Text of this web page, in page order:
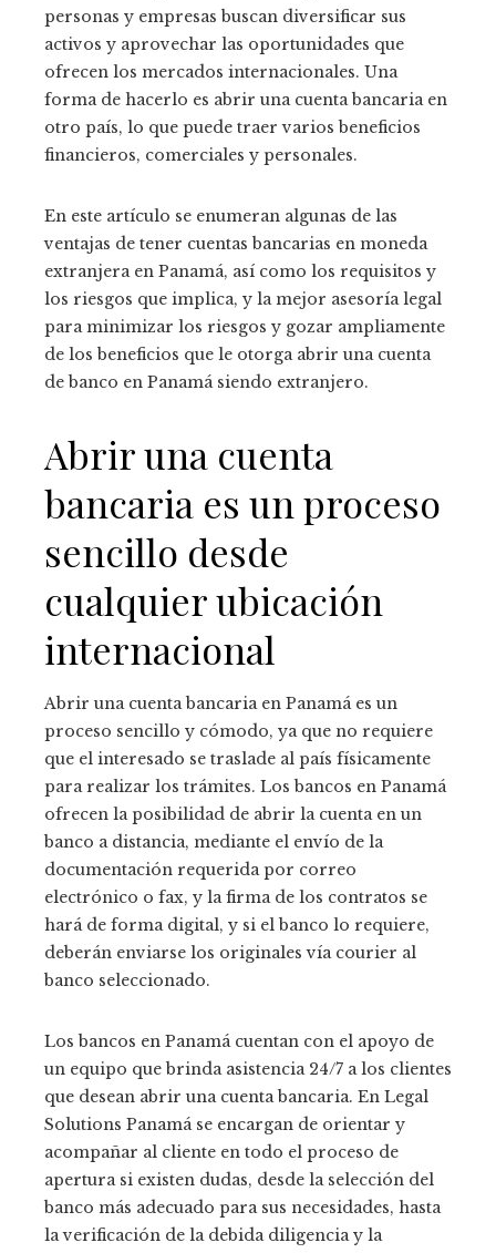
personas y empresas buscan diversificar sus
activos y aprovechar las oportunidades que
ofrecen los mercados internacionales. Una
forma de hacerlo es abrir una cuenta bancaria en
otro país, lo que puede traer varios beneficios
financieros, comerciales y personales.
En este artículo se enumeran algunas de las
ventajas de tener cuentas bancarias en moneda
extranjera en Panamá, así como los requisitos y
los riesgos que implica, y la mejor asesoría legal
para minimizar los riesgos y gozar ampliamente
de los beneficios que le otorga abrir una cuenta
de banco en Panamá siendo extranjero.
Abrir una cuenta
bancaria es un proceso
sencillo desde
cualquier ubicación
internacional
Abrir una cuenta bancaria en Panamá es un
proceso sencillo y cómodo, ya que no requiere
que el interesado se traslade al país físicamente
para realizar los trámites. Los bancos en Panamá
ofrecen la posibilidad de abrir la cuenta en un
banco a distancia, mediante el envío de la
documentación requerida por correo
electrónico o fax, y la firma de los contratos se
hará de forma digital, y si el banco lo requiere,
deberán enviarse los originales vía courier al
banco seleccionado.
Los bancos en Panamá cuentan con el apoyo de
un equipo que brinda asistencia 24/7 a los clientes
que desean abrir una cuenta bancaria. En Legal
Solutions Panamá se encargan de orientar y
acompañar al cliente en todo el proceso de
apertura si existen dudas, desde la selección del
banco más adecuado para sus necesidades, hasta
la verificación de la debida diligencia y la